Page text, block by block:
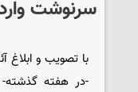
سرنوشت
با تصویب و ابلاغ
-در هفته